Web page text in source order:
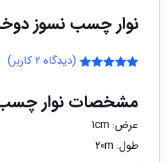
نوار چسب نسوز
در
امتیازدهی
مشتری
(دیدگاه2 کاربر)
مشخصات نوار
عرض: 1cm
طول: 20m